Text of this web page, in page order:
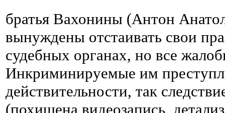
братья Вахонины (Антон
вынуждены отстаивать свои
судебных органах, но все
Инкриминируемые им
действительности, так
(похищена видеозапись,